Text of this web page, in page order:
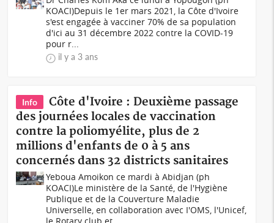
KOACI)Depuis le 1er mars 2021, la Côte d'Ivoire
s'est engagée à vacciner 70% de sa population
d'ici au 31 décembre 2022 contre la COVID-19
pour r...
il y a 3 ans
Info
Côte d'Ivoire : Deuxième passage
des journées locales de vaccination
contre la poliomyélite, plus de 2
millions d'enfants de 0 à 5 ans
concernés dans 32 districts sanitaires
Yeboua Amoikon ce mardi à Abidjan (ph
KOACI)Le ministère de la Santé, de l'Hygiène
Publique et de la Couverture Maladie
Universelle, en collaboration avec I'OMS, l'Unicef,